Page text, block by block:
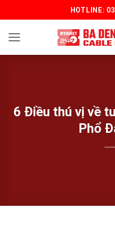
qua
nội
HOTLINE:
6 Điều thú vị về
Phổ